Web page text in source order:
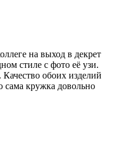
на выход в декрет
стиле с фото её узи.
Качество обоих изделий
сама кружка довольно